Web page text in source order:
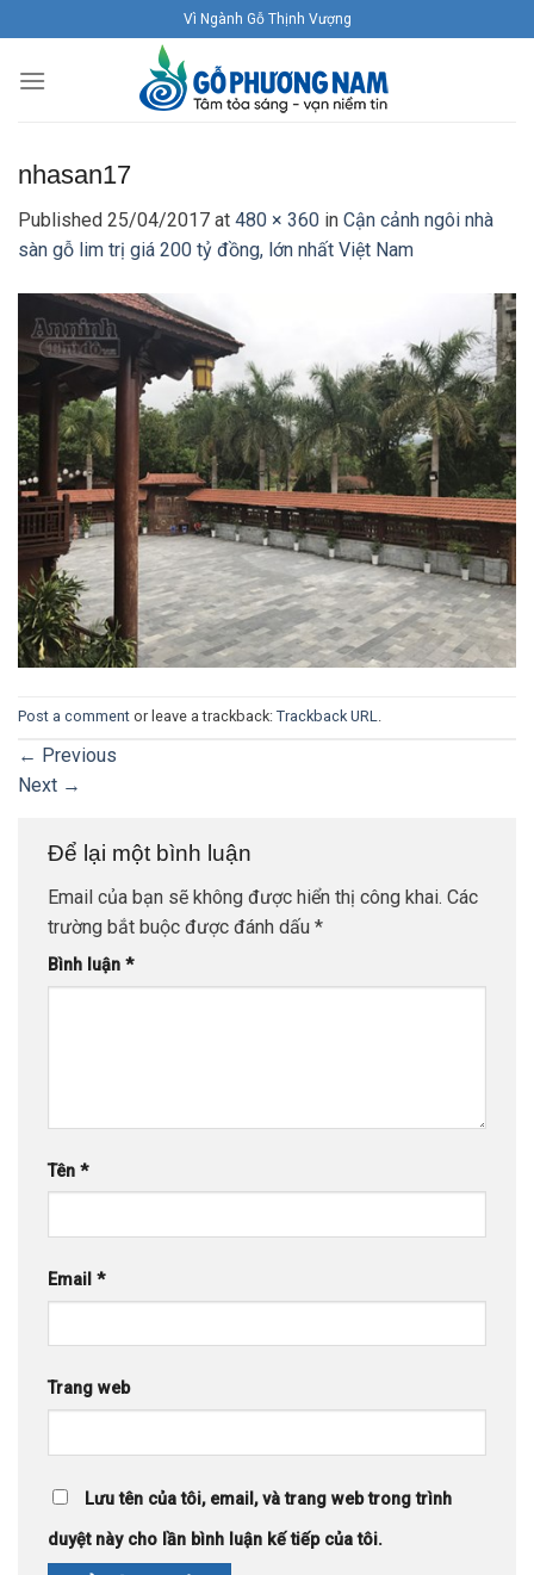
to
content
Vì Ngành Gỗ Thịnh Vượng
nhasan17
Published 25/04/2017 at 480 × 360 in Cận cảnh ngôi nhà
sàn gỗ lim trị giá 200 tỷ đồng, lớn nhất Việt Nam
Post a comment or leave a trackback: Trackback URL.
← Previous
Next →
Để lại một bình luận
Email của bạn sẽ không được hiển thị công khai. Các
trường bắt buộc được đánh dấu *
Bình luận *
Tên *
Email *
Trang web
Lưu tên của tôi, email, và trang web trong trình
duyệt này cho lần bình luận kế tiếp của tôi.